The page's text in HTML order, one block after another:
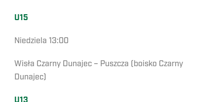
U15
Niedziela 13:00
Wisła Czarny Dunajec – Puszcza (boisko Czarny
Dunajec)